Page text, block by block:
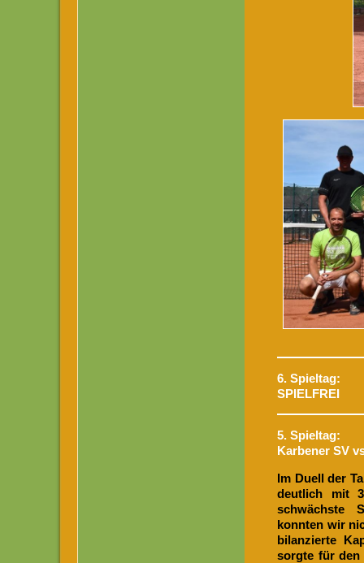
6. Spieltag:
SPIELFREI
5. Spieltag:
Karbener SV
Im Duell der
deutlich mit
schwächste
konnten wir
bilanzierte
sorgte für den